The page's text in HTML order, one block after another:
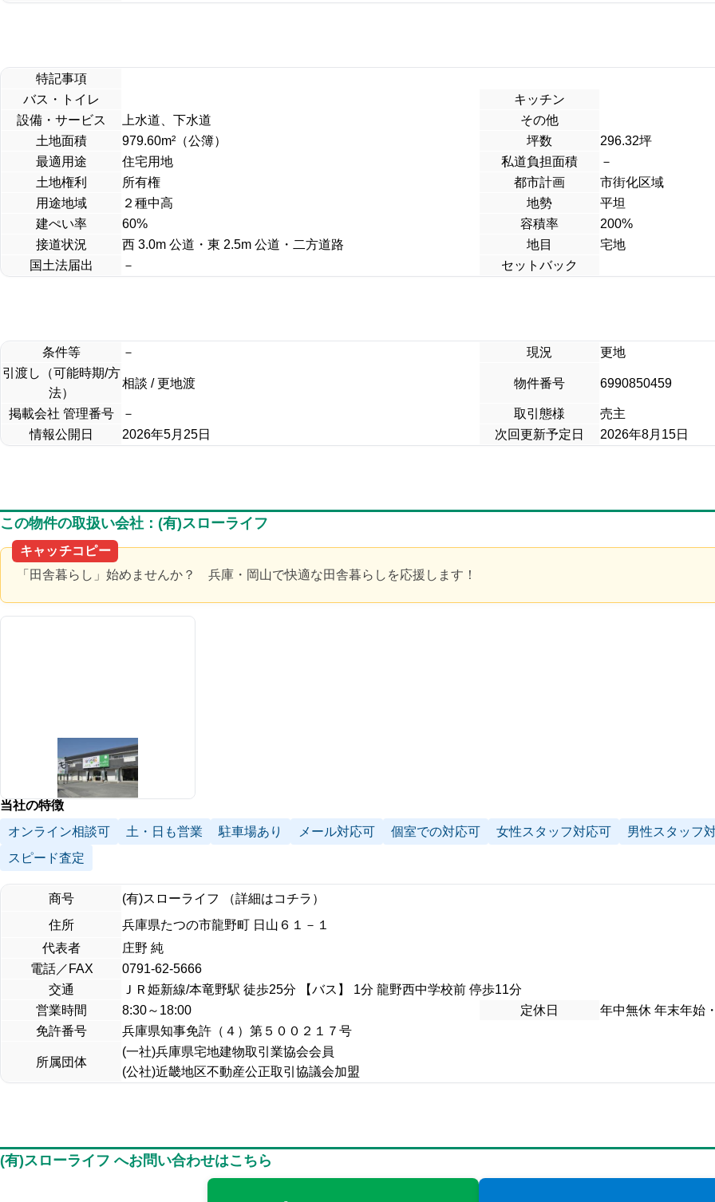
特記事項
バス・トイレ
キッチン
設備・サービス
上水道、下水道
その他
土地面積
979.60m²（公簿） 坪数
296.32坪
最適用途
住宅用地 私道負担面積
－
土地権利
所有権 都市計画
市街化区域
用途地域
２種中高 地勢
平坦
建ぺい率
60% 容積率
200%
接道状況
西 3.0m 公道・東 2.5m 公道・二方道路 地目
宅地
国土法届出
－ セットバック
条件等 － 現況
更地
引渡し（可能時期/方
法）
相談 / 更地渡 物件番号 6990850459
掲載会社 管理番号 － 取引態様
売主
情報公開日
2026年5月25日 次回更新予定日 2026年8月15日
この物件の取扱い会社：(有)スローライフ
キャッチコピー
「田舎暮らし」始めませんか？ 兵庫・岡山で快適な田舎暮らしを応援します！
当社の特徴
オンライン相談可
土・日も営業 駐車場あり メール対応可 個室での対応可 女性スタッフ対応可
男性スタッフ
スピード査定
商号
(有)スローライフ （詳細はコチラ）
住所
兵庫県たつの市龍野町 日山６１－１
代表者
庄野 純
電話／FAX
0791-62-5666
交通
ＪＲ姫新線/本竜野駅 徒歩25分 【バス】 1分 龍野西中学校前 停歩11分
営業時間
8:30～18:00 定休日
年中無休 年末年始
免許番号
兵庫県知事免許（４）第５００２１７号
所属団体
(一社)兵庫県宅地建物取引業協会会員
(公社)近畿地区不動産公正取引協議会加盟
(有)スローライフ へお問い合わせはこちら